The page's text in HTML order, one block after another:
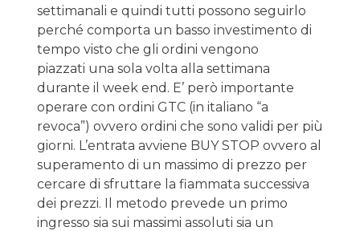
settimanali e quindi tutti possono seguirlo
perché comporta un basso investimento di
tempo visto che gli ordini vengono
piazzati una sola volta alla settimana
durante il week end. E’ però importante
operare con ordini GTC (in italiano “a
revoca”) ovvero ordini che sono validi per più
giorni. L’entrata avviene BUY STOP ovvero al
superamento di un massimo di prezzo per
cercare di sfruttare la fiammata successiva
dei prezzi. Il metodo prevede un primo
ingresso sia sui massimi assoluti sia un